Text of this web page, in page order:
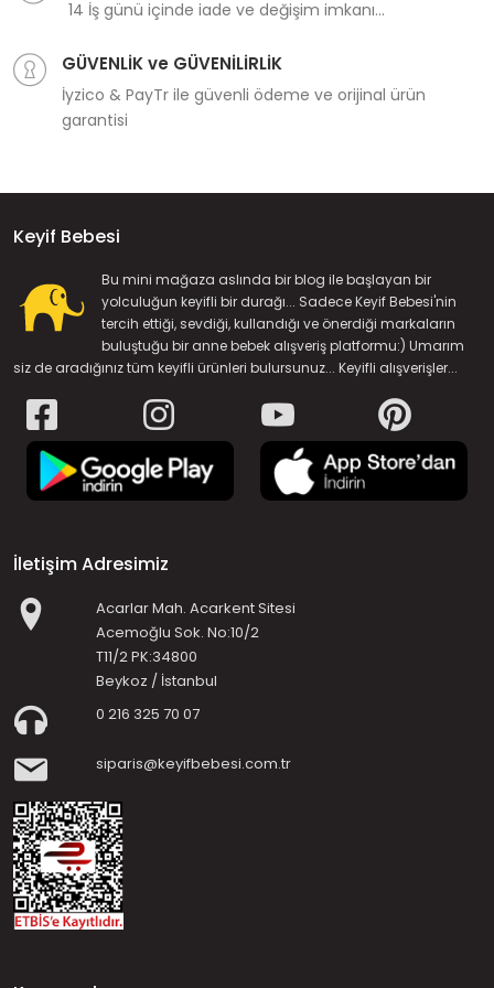
14 İş günü içinde iade ve değişim imkanı...
GÜVENLİK ve GÜVENİLİRLİK
İyzico & PayTr ile güvenli ödeme ve orijinal ürün
garantisi
Keyif Bebesi
Bu mini mağaza aslında bir blog ile başlayan bir
yolculuğun keyifli bir durağı... Sadece Keyif Bebesi'nin
tercih ettiği, sevdiği, kullandığı ve önerdiği markaların
buluştuğu bir anne bebek alışveriş platformu:) Umarım
siz de aradığınız tüm keyifli ürünleri bulursunuz... Keyifli alışverişler...
İletişim Adresimiz
Acarlar Mah. Acarkent Sitesi
Acemoğlu Sok. No:10/2
T11/2 PK:34800
Beykoz / İstanbul
0 216 325 70 07
siparis@keyifbebesi.com.tr